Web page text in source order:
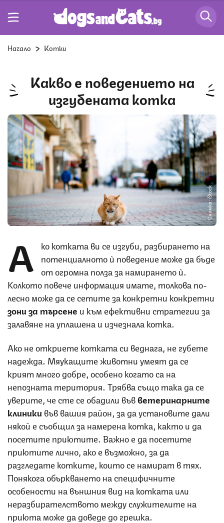
Начало Котки
Какво е поведението на
изгубената котка
Снимка: iStock
А
ко котката ви се изгуби, разбирането на
потенциалното ѝ поведение може да бъде
от огромна полза за намирането ѝ.
Колкото повече информация имате, толкова по-
лесно може да се сетите за конкретни конкретни
зони за търсене и към ефективни стратегии за
залавяне на уплашена и изчезнала котка.
Ако не откриете котката си веднага, не губете
надежда. Мяукащите животни умеят да се
крият много добре, особено когато са на
непозната територия. Трябва също така да се
уверите, че сте се обадили въвветеринарните
клиники във вашия район, за да установите дали
някой е съобщил за намерена котка, както и да
посетите приютите. Важно е да посетите
приютите лично, ако е възможно, за да
разгледате котките, които се намират в тях.
Понякога объркването на специфичните
особености на външния вид на котката или
неразбирателството между служителите на
приюта може да доведе до грешка.